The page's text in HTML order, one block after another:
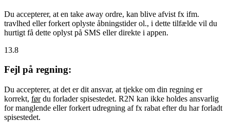
Du accepterer, at en take away ordre, kan blive afvist fx ifm.
travlhed eller forkert oplyste åbningstider ol., i dette tilfælde vil du
hurtigt få dette oplyst på SMS eller direkte i appen.
13.8
Fejl på regning:
Du accepterer, at det er dit ansvar, at tjekke om din regning er
korrekt, førdu forlader spisestedet. R2N kan ikke holdes ansvarlig
for manglende eller forkert udregning af fx rabat efter du har forladt
spisestedet.